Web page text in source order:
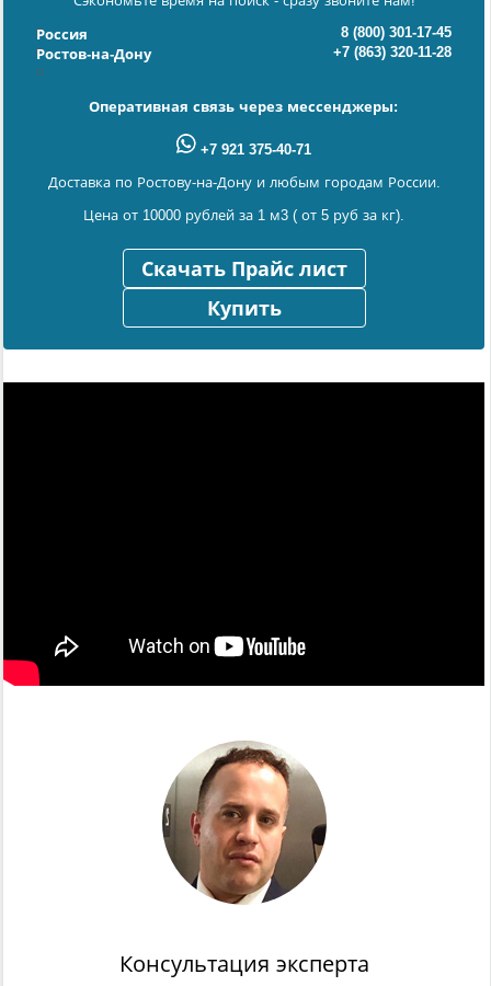
Россия
8 (800) 301-17-45
Ростов-на-Дону
+7 (863) 320-11-28
Оперативная связь через мессенджеры:
+7 921 375-40-71
Доставка по Ростову-на-Дону и любым городам России.
Цена от 10000 рублей за 1 м3 ( от 5 руб за кг).
Скачать Прайс лист
Купить
Консультация эксперта